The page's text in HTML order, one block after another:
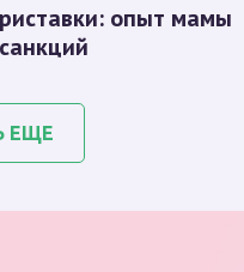
опыт мамы
ЕЩЕ